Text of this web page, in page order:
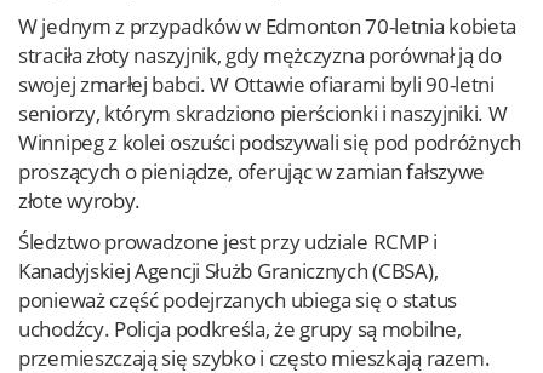
W jednym z przypadków w Edmonton 70-letnia kobieta
straciła złoty naszyjnik, gdy mężczyzna porównał ją do
swojej zmarłej babci. W Ottawie ofiarami byli 90-letni
seniorzy, którym skradziono pierścionki i naszyjniki. W
Winnipeg z kolei oszuści podszywali się pod podróżnych
proszących o pieniądze, oferując w zamian fałszywe
złote wyroby.
Śledztwo prowadzone jest przy udziale RCMP i
Kanadyjskiej Agencji Służb Granicznych (CBSA),
ponieważ część podejrzanych ubiega się o status
uchodźcy. Policja podkreśla, że grupy są mobilne,
przemieszczają się szybko i często mieszkają razem.